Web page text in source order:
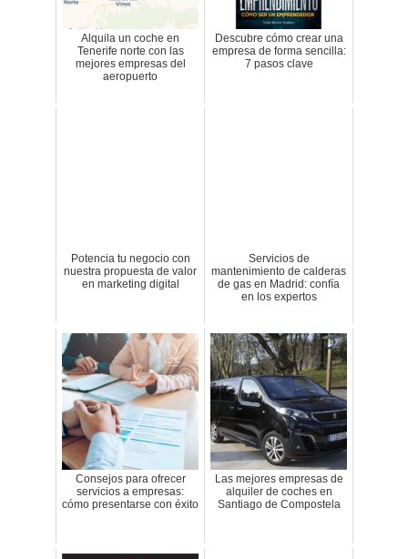
Alquila un coche en
Tenerife norte con las
mejores empresas del
aeropuerto
Descubre cómo crear una
empresa de forma sencilla:
7 pasos clave
Potencia tu negocio con
nuestra propuesta de valor
en marketing digital
Servicios de
mantenimiento de calderas
de gas en Madrid: confía
en los expertos
Consejos para ofrecer
servicios a empresas:
cómo presentarse con éxito
Las mejores empresas de
alquiler de coches en
Santiago de Compostela